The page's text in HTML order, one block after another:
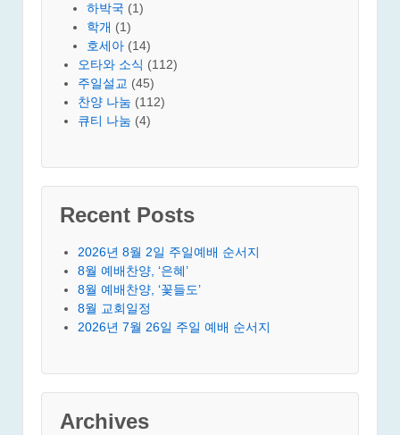
하박국 (1)
학개 (1)
호세아 (14)
오타와 소식 (112)
주일설교 (45)
찬양 나눔 (112)
큐티 나눔 (4)
Recent Posts
2026년 8월 2일 주일예배 순서지
8월 예배찬양, ‘은혜’
8월 예배찬양, ‘꽃들도’
8월 교회일정
2026년 7월 26일 주일 예배 순서지
Archives